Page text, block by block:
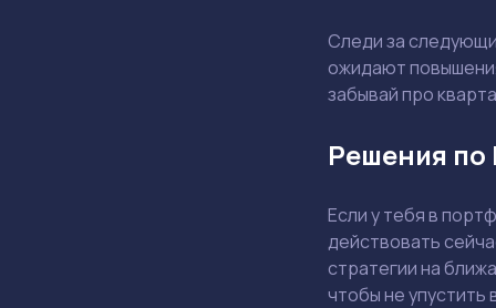
Следи за
ожидают
забывай про
Решения по
Если у тебя в
действовать
стратегии на
чтобы не